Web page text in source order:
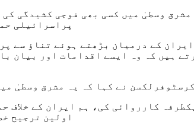
وسطیٰ میں کسی بھی فوجی کشیدگی
پراسرائیلی
کے درمیان بڑھتے ہوئے تناؤ سے
ہیں کہ وہ ایسے اقدامات اور بیان
نے کہا کہ یہ مشرق وسطیٰ
کارروائی کی، ہم ایران کے خلاف
اولین ترجیح